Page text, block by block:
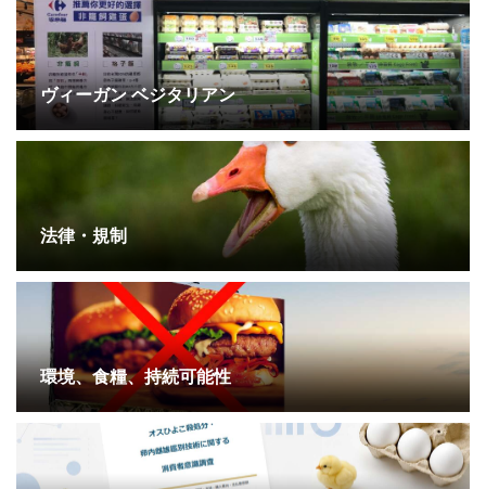
ヴィーガン ベジタリアン
法律・規制
環境、食糧、持続可能性